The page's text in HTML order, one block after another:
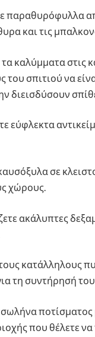
παραθυρόφυλλα
και τις
καλύμματα στις
του σπιτιού να
διεισδύσουν
εύφλεκτα
σε
χώρους.
ακάλυπτες
κατάλληλους
τη συντήρησή
σωλήνα
που θέλετε